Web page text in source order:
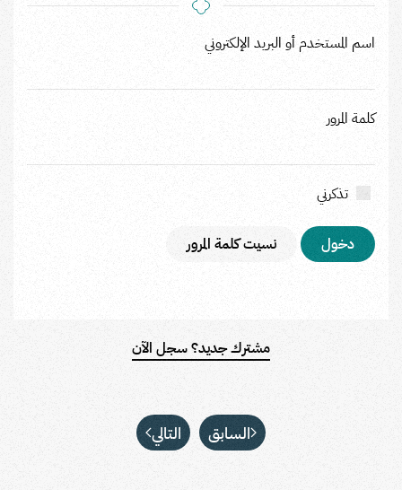
اسم المستخدم أو البريد الإلكتروني
كلمة المرور
تذكرني
نسيت كلمة المرور
مشترك جديد؟ سجل الآن
السابق التالي